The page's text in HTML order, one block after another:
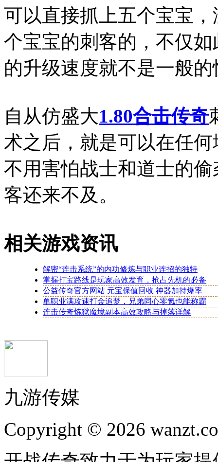
可以直接抓上五个宝宝
个宝宝的刺客的，不仅
的升级速度就不是一般的
自从仿盛大1.80合击传奇
术之后，就是可以在任
不用害怕战士和道士的
客还来不及。
相关游戏资讯
解密“连击系统”的内功修炼与职业连招的独特
掌握打宝路线是玩家高效发育，抢占先机的必备
公益传奇官方网站 元宝保值回收 神器加持爆率
单职业满攻速打金追梦，兄弟同心零氪也能称霸
连击传奇炼狱魔境副本高效攻略与掉落详解
九游传媒
Copyright © 2026